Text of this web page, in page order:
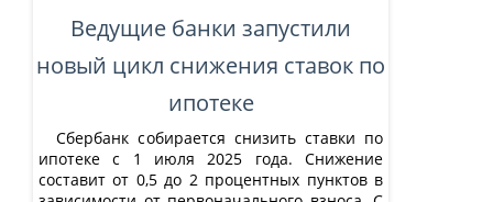
Ведущие банки запустили
новый цикл снижения ставок по
ипотеке
Сбербанк собирается снизить ставки по
ипотеке с 1 июля 2025 года. Снижение
составит от 0,5 до 2 процентных пунктов в